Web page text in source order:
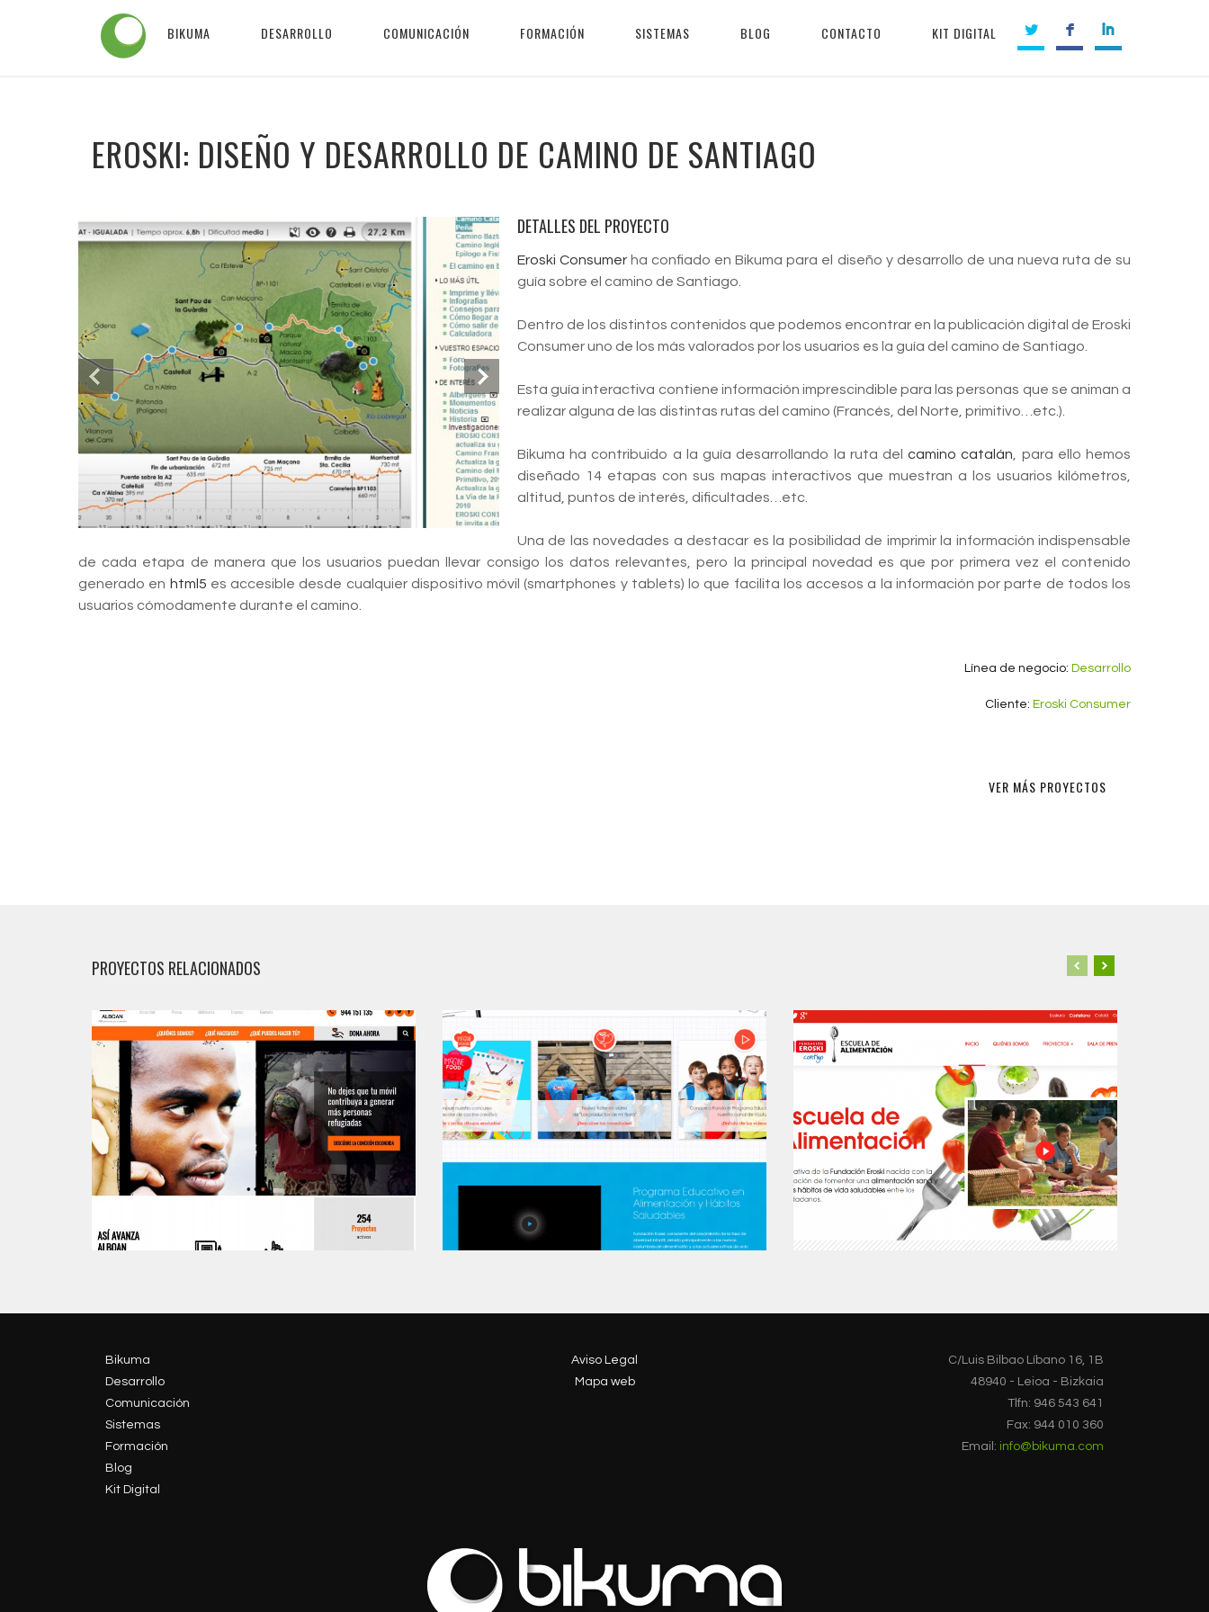
BIKUMA DESARROLLO COMUNICACIÓN FORMACIÓN SISTEMAS BLOG CONTACTO KIT DIGITAL
EROSKI: DISEÑO Y DESARROLLO DE CAMINO DE SANTIAGO
DETALLES DEL PROYECTO
Eroski Consumer ha confiado en Bikuma para el diseño y desarrollo de una nueva ruta de su
guía sobre el camino de Santiago.
Dentro de los distintos contenidos que podemos encontrar en la publicación digital de Eroski
Consumer uno de los más valorados por los usuarios es la guía del camino de Santiago.
Esta guía interactiva contiene información imprescindible para las personas que se animan a
realizar alguna de las distintas rutas del camino (Francés, del Norte, primitivo…etc.).
Bikuma ha contribuido a la guía desarrollando la ruta delcamino catalán , para ello hemos
diseñado 14 etapas con sus mapas interactivos que muestran a los usuarios kilómetros,
altitud, puntos de interés, dificultades…etc.
Una de las novedades a destacar es la posibilidad de imprimir la información indispensable
de cada etapa de manera que los usuarios puedan llevar consigo los datos relevantes, pero la principal novedad es que por primera vez el contenido
generado en html5 es accesible desde cualquier dispositivo móvil (smartphones y tablets) lo que facilita los accesos a la información por parte de todos los
usuarios cómodamente durante el camino.
Línea de negocio: Desarrollo
Cliente: Eroski Consumer
VER MÁS PROYECTOS
PROYECTOS RELACIONADOS
Bikuma
Desarrollo
Comunicación
Sistemas
Formación
Blog
Kit Digital
Aviso Legal
Mapa web
C/Luis Bilbao Líbano 16, 1B
48940 - Leioa - Bizkaia
Tlfn: 946 543 641
Fax: 944 010 360
Email: info@bikuma.com